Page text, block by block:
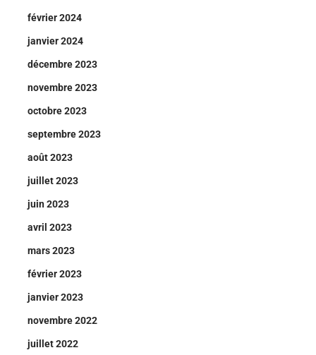
février 2024
janvier 2024
décembre 2023
novembre 2023
octobre 2023
septembre 2023
août 2023
juillet 2023
juin 2023
avril 2023
mars 2023
février 2023
janvier 2023
novembre 2022
juillet 2022